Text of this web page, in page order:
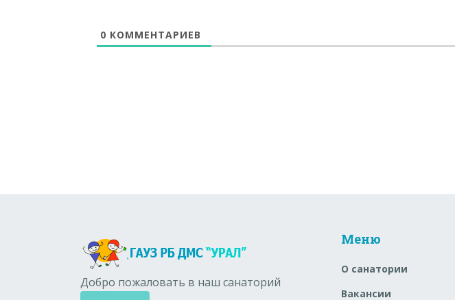
0 КОММЕНТАРИЕВ
Добро пожаловать в наш санаторий
Меню
О санатории
Вакансии